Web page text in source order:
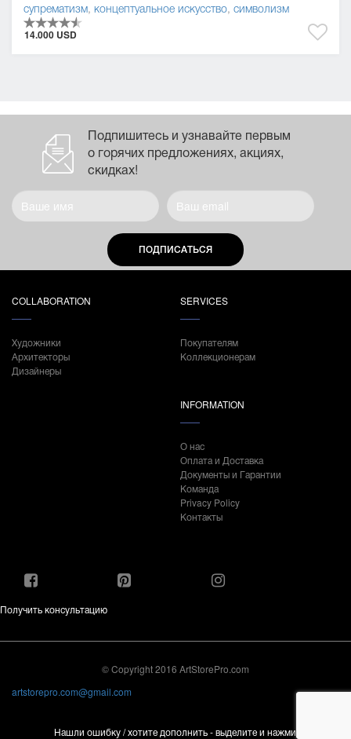
супрематизм, концептуальное искусство, символизм
14.000 USD
Подпишитесь и узнавайте первым
о горячих предложениях, акциях,
скидках!
ПОДПИСАТЬСЯ
COLLABORATION
Художники
Архитекторы
Дизайнеры
SERVICES
Покупателям
Коллекционерам
INFORMATION
О нас
Оплата и Доставка
Документы и Гарантии
Команда
Privacy Policy
Контакты
Получить консультацию
© Copyright 2016 ArtStorePro.com
artstorepro.com@gmail.com
Нашли ошибку / хотите дополнить - выделите и нажмите Ctrl+Enter